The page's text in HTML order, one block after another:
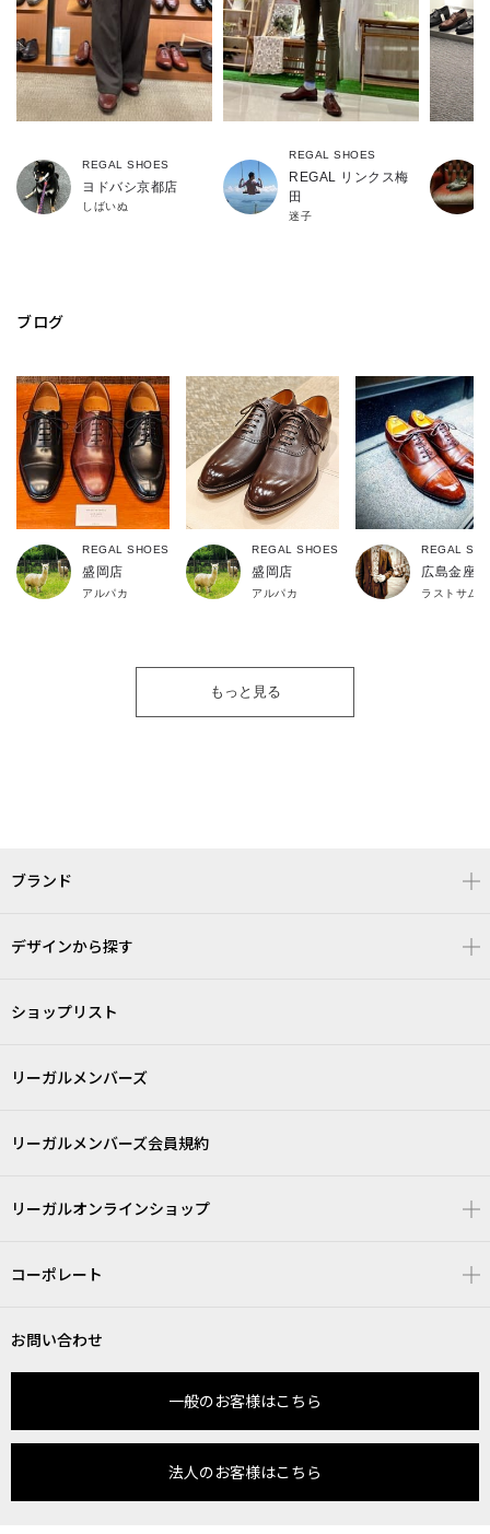
REGAL SHOES
ヨドバシ京都店
しばいぬ
REGAL SHOES
REGAL リンクス梅
田
迷子
ブログ
REGAL SHOES
盛岡店
アルパカ
REGAL SHOES
盛岡店
アルパカ
REGAL
広島金座
ラストサム
もっと見る
ブランド
デザインから探す
ショップリスト
リーガルメンバーズ
リーガルメンバーズ会員規約
リーガルオンラインショップ
コーポレート
お問い合わせ
一般のお客様はこちら
法人のお客様はこちら